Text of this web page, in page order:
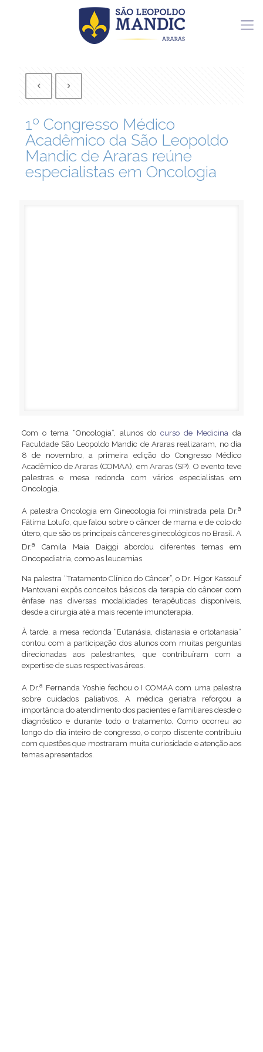
1º Congresso Médico
Acadêmico da São Leopoldo
Mandic de Araras reúne
especialistas em Oncologia
Com o tema “Oncologia”, alunos docurso de Medicina da
Faculdade São Leopoldo Mandic de Araras realizaram, no dia
8 de novembro, a primeira edição do Congresso Médico
Acadêmico de Araras (COMAA), em Araras (SP). O evento teve
palestras e mesa redonda com vários especialistas em
Oncologia.
A palestra Oncologia em Ginecologia foi ministrada pela Dr.a
Fátima Lotufo, que falou sobre o câncer de mama e de colo do
útero, que são os principais cânceres ginecológicos no Brasil. A
Dr.aCamila Maia Daiggi abordou diferentes temas em
Oncopediatria, como as leucemias.
Na palestra “Tratamento Clínico do Câncer”, o Dr. Higor Kassouf
Mantovani expôs conceitos básicos da terapia do câncer com
ênfase nas diversas modalidades terapêuticas disponíveis,
desde a cirurgia até a mais recente imunoterapia.
À tarde, a mesa redonda “Eutanásia, distanasia e ortotanasia”
contou com a participação dos alunos com muitas perguntas
direcionadas aos palestrantes, que contribuíram com a
expertise de suas respectivas áreas.
A Dr.a Fernanda Yoshie fechou o I COMAA com uma palestra
sobre cuidados paliativos. A médica geriatra reforçou a
importância do atendimento dos pacientes e familiares desde o
diagnóstico e durante todo o tratamento. Como ocorreu ao
longo do dia inteiro de congresso, o corpo discente contribuiu
com questões que mostraram muita curiosidade e atenção aos
temas apresentados.